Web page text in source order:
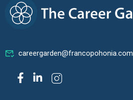
careergarden@francopohonia.com